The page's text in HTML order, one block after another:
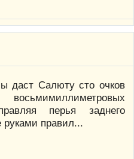
даст Салюту сто очков
перья заднего
руками правил...